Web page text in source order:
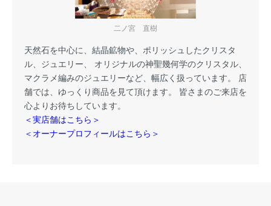
二ノ宮 直樹
天然石を中心に、結晶鉱物や、ポリッシュしたクリスタ
ル、ジュエリー、 オリジナルの神聖幾何学のクリスタル、
マクラメ編みのジュエリーなど、幅広く扱っています。 店
舗では、ゆっくり商品を見て頂けます。 皆さまのご来店を
心よりお待ちしています。
＜実店舗はこちら＞
＜オーナープロフィールはこちら＞